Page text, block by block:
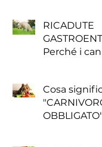
RICADUTE
Perché i
motivo?
Cosa